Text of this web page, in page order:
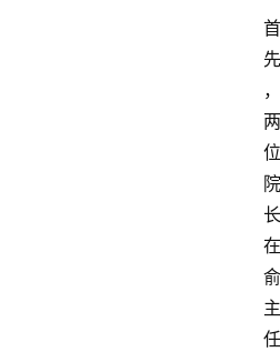
首
先
，
两
位
院
长
在
俞
主
任